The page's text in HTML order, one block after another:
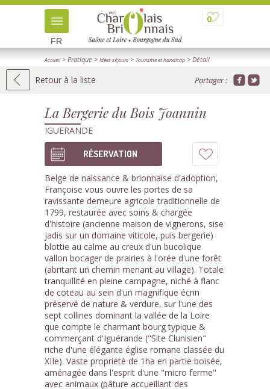
0
FR
Accueil> Pratique > Idées séjours > Tourisme et handicap > Détail
Retour à la liste Partager :
La Bergerie du Bois Joannin
IGUERANDE
mon
carnet
RÉSERVATION
Belge de naissance & brionnaise d'adoption,
Françoise vous ouvre les portes de sa
ravissante demeure agricole traditionnelle de
1799, restaurée avec soins & chargée
d'histoire (ancienne maison de vignerons, sise
jadis sur un domaine viticole, puis bergerie)
blottie au calme au creux d'un bucolique
vallon bocager de prairies à l'orée d'une forêt
(abritant un chemin menant au village). Totale
tranquillité en pleine campagne, niché à flanc
de coteau au sein d'un magnifique écrin
préservé de nature & verdure, sur l'une des
sept collines dominant la vallée de la Loire
que compte le charmant bourg typique &
commerçant d'Iguérande ("Site Clunisien"
riche d'une élégante église romane classée du
XIIe). Vaste propriété de 1ha en partie boisée,
aménagée dans l'esprit d'une "micro ferme"
avec animaux (pâture accueillant des